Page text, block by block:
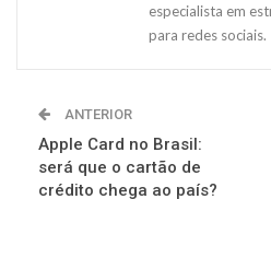
especialista em
para redes sociais.
ANTERIOR
Apple Card no Brasil:
será que o cartão de
crédito chega ao país?